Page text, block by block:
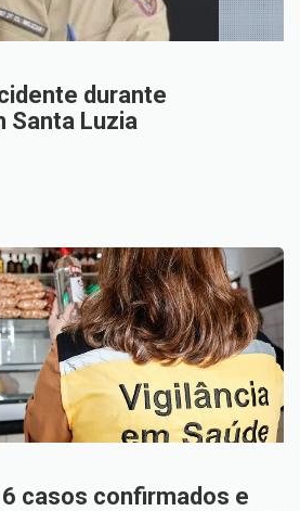
durante
Santa Luzia
casos confirmados e